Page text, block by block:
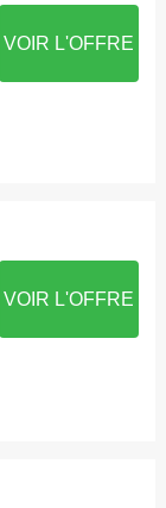
VOIR L'OFFRE
VOIR L'OFFRE